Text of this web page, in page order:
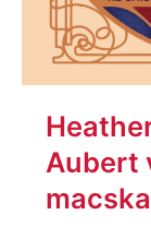
Aubert